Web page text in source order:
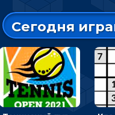
Сегодня